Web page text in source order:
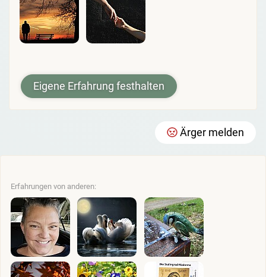
Eigene Erfahrung festhalten
Ärger melden
Erfahrungen von anderen: